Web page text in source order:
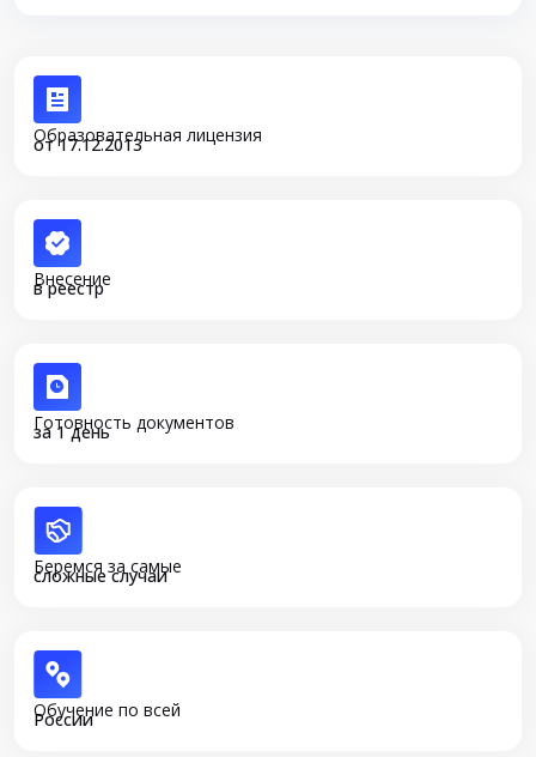
Образовательная лицензия
от 17.12.2013
Внесение
в реестр
Готовность документов
за 1 день
Беремся за самые
сложные случаи
Обучение по всей
России